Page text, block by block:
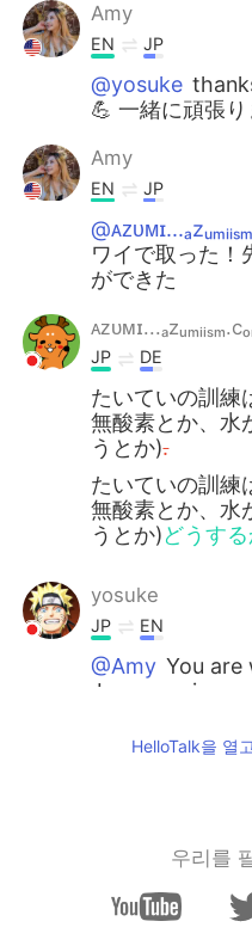
Amy
EN JP
@yosuke
💪 一緒に頑張り
Amy
EN JP
ワイで取った！
ができた
JP DE
たいていの訓練
無酸素とか、水
うとか).
たいていの訓練
無酸素とか、水
うとか)どうす
yosuke
JP EN
@Amy You are
Japanese is
Jhon Chan
Jhon Chan
EN
Sugoi...
HelloTalk을 열
우리를